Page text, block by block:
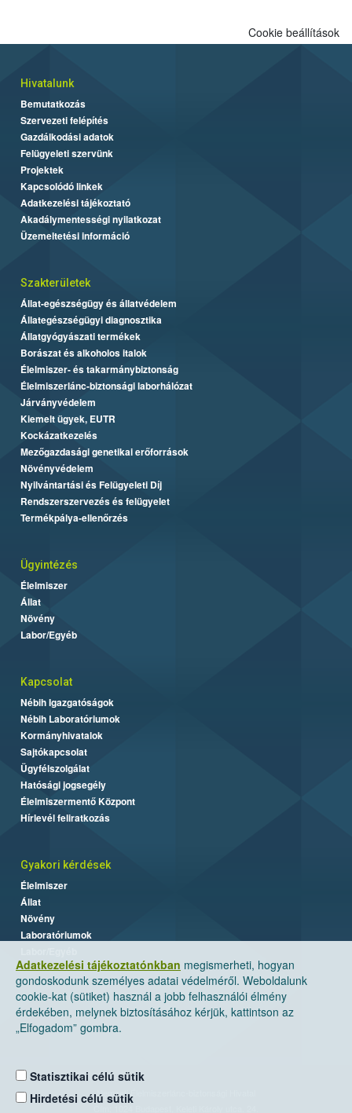
Adatkezelési tájékoztatónkban megismerheti, hogyan
gondoskodunk személyes adatai védelméről. Weboldalunk
cookie-kat (sütiket) használ a jobb felhasználói élmény
érdekében, melynek biztosításához kérjük, kattintson az
„Elfogadom” gombra.
Statisztikai célú sütik
Hirdetési célú sütik
Cookie beállítások
Hivatalunk
Bemutatkozás
Szervezeti felépítés
Gazdálkodási adatok
Felügyeleti szervünk
Projektek
Kapcsolódó linkek
Adatkezelési tájékoztató
Akadálymentességi nyilatkozat
Üzemeltetési információ
Szakterületek
Állat-egészségügy és állatvédelem
Állategészségügyi diagnosztika
Állatgyógyászati termékek
Borászat és alkoholos italok
Élelmiszer- és takarmánybiztonság
Élelmiszerlánc-biztonsági laborhálózat
Járványvédelem
Kiemelt ügyek, EUTR
Kockázatkezelés
Mezőgazdasági genetikai erőforrások
Növényvédelem
Nyilvántartási és Felügyeleti Díj
Rendszerszervezés és felügyelet
Termékpálya-ellenőrzés
Ügyintézés
Élelmiszer
Állat
Növény
Labor/Egyéb
Kapcsolat
Nébih Igazgatóságok
Nébih Laboratóriumok
Kormányhivatalok
Sajtókapcsolat
Ügyfélszolgálat
Hatósági jogsegély
Élelmiszermentő Központ
Hírlevél feliratkozás
Gyakori kérdések
Élelmiszer
Állat
Növény
Laboratóriumok
Nemzeti Élelmiszerlánc-biztonsági Hivatal